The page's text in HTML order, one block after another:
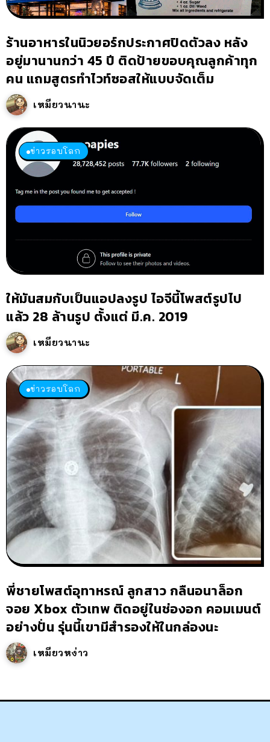
ร้านอาหารในนิวยอร์กประกาศปิดตัวลง หลัง
อยู่มานานกว่า 45 ปี ติดป้ายขอบคุณลูกค้าทุก
คน แถมสูตรทำไวท์ซอสให้แบบจัดเต็ม
เหมียวนานะ
ข่าวรอบโลก
ให้มันสมกับเป็นแอปลงรูป ไอจีนี้โพสต์รูปไป
แล้ว 28 ล้านรูป ตั้งแต่ มี.ค. 2019
เหมียวนานะ
ข่าวรอบโลก
พี่ชายโพสต์อุทาหรณ์ ลูกสาว กลืนอนาล็อก
จอย Xbox ตัวเทพ ติดอยู่ในช่องอก คอมเมนต์
อย่างปั่น รุ่นนี้เขามีสำรองให้ในกล่องนะ
เหมียวหง่าว